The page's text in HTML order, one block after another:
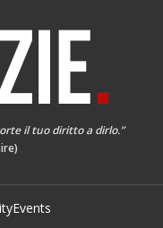
il tuo diritto a dirlo.”